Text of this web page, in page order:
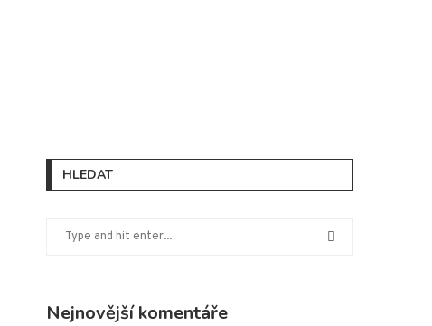
HLEDAT
Nejnovější komentáře